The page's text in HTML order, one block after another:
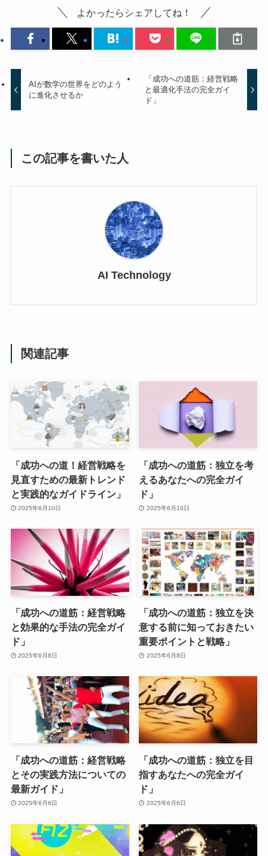
よかったらシェアしてね！
AIが数学の世界をどのよう
に進化させるか
「成功への道筋：経営戦略
と最適化手法の完全ガイ
ド」
この記事を書いた人
AI Technology
関連記事
「成功への道！経営戦略を
見直すための最新トレンド
と実践的なガイドライン」
2025年6月10日
「成功への道筋：独立を考
えるあなたへの完全ガイ
ド」
2025年6月10日
「成功への道筋：経営戦略
と効果的な手法の完全ガイ
ド」
2025年6月8日
「成功への道筋：独立を決
意する前に知っておきたい
重要ポイントと戦略」
2025年6月8日
「成功への道筋：経営戦略
とその実践方法についての
最新ガイド」
2025年6月6日
「成功への道筋：独立を目
指すあなたへの完全ガイ
ド」
2025年6月6日